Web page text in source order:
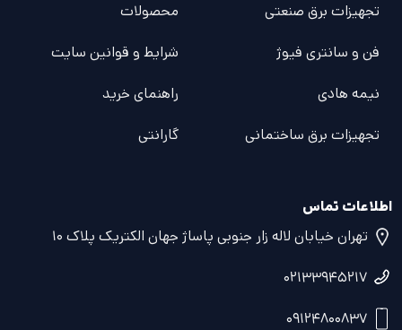
تجهیزات برق صنعتی
فن و سانتری فیوژ
نیمه هادی
تجهیزات برق ساختمانی
محصولات
شرایط و قوانین سایت
راهنمای خرید
گارانتی
اطلاعات تماس
تهران خیابان لاله زار جنوبی پاساژ جهان الکتریک پلاک ۱۰
۰۲۱۳۳۹۴۵۲۱۷
۰۹۱۲۴۸۰۰۸۳۷